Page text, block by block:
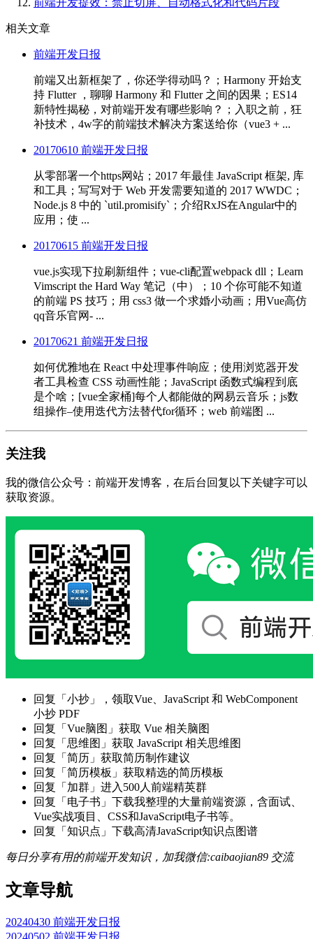
相关文章
前端开发日报
前端又出新框架了，你还学得动吗？；Harmony 开始支
持 Flutter ，聊聊 Harmony 和 Flutter 之间的因果；ES14
新特性揭秘，对前端开发有哪些影响？；入职之前，狂
补技术，4w字的前端技术解决方案送给你（vue3 + ...
20170610 前端开发日报
从零部署一个https网站；2017 年最佳 JavaScript 框架, 库
和工具；写写对于 Web 开发需要知道的 2017 WWDC；
Node.js 8 中的 `util.promisify`；介绍RxJS在Angular中的
应用；使 ...
20170615 前端开发日报
vue.js实现下拉刷新组件；vue-cli配置webpack dll；Learn
Vimscript the Hard Way 笔记（中）；10 个你可能不知道
的前端 PS 技巧；用 css3 做一个求婚小动画；用Vue高仿
qq音乐官网- ...
20170621 前端开发日报
如何优雅地在 React 中处理事件响应；使用浏览器开发
者工具检查 CSS 动画性能；JavaScript 函数式编程到底
是个啥；[vue全家桶]每个人都能做的网易云音乐；js数
组操作–使用迭代方法替代for循环；web 前端图 ...
关注我
我的微信公众号：前端开发博客，在后台回复以下关键字可以
获取资源。
回复「小抄」，领取Vue、JavaScript 和 WebComponent
小抄 PDF
回复「Vue脑图」获取 Vue 相关脑图
回复「思维图」获取 JavaScript 相关思维图
回复「简历」获取简历制作建议
回复「简历模板」获取精选的简历模板
回复「加群」进入500人前端精英群
回复「电子书」下载我整理的大量前端资源，含面试、
Vue实战项目、CSS和JavaScript电子书等。
回复「知识点」下载高清JavaScript知识点图谱
每日分享有用的前端开发知识，加我微信:caibaojian89 交流
文章导航
20240430 前端开发日报
20240502 前端开发日报